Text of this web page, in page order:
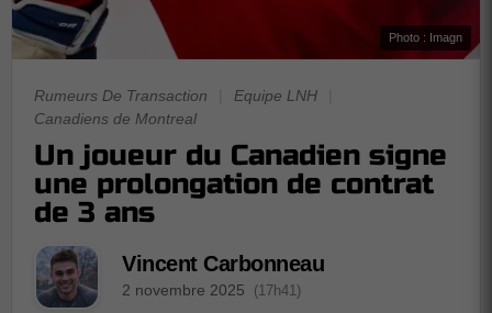
Photo : Imagn
Rumeurs De Transaction Equipe LNH
Canadiens de Montreal
Un joueur du Canadien signe
une prolongation de contrat
de 3 ans
Vincent Carbonneau
2 novembre 2025 (17h41)